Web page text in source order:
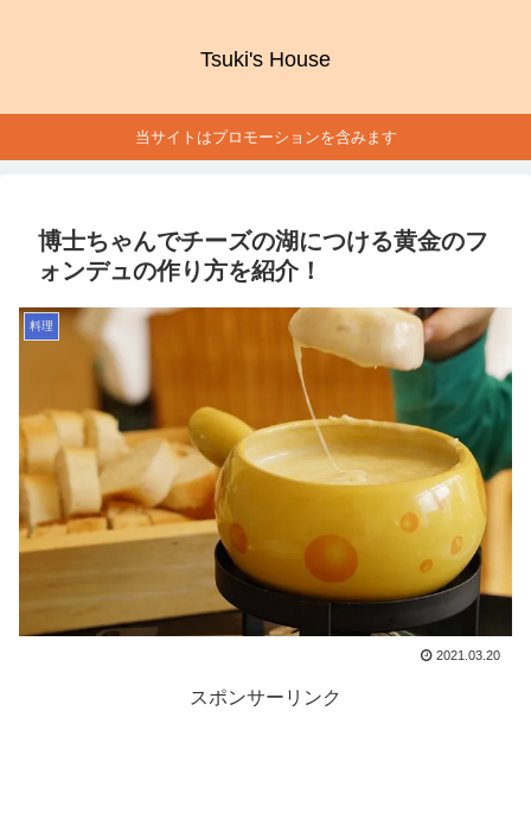
Tsuki's House
当サイトはプロモーションを含みます
博士ちゃんでチーズの湖につける黄金のフ
ォンデュの作り方を紹介！
料理
2021.03.20
スポンサーリンク